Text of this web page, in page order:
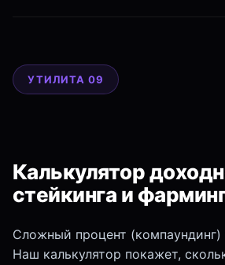
УТИЛИТА 09
Калькулятор
стейкинга и
Сложный процент (компаундинг)
Наш калькулятор покажет,